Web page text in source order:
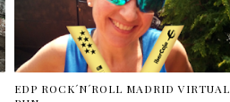
EDP ROCK´N´ROLL MADRID VIRTUAL